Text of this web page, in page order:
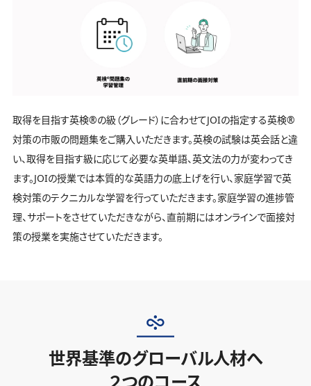
取得を目指す英検®️の級（グレード）に合わせてJOIの指定する英検®️
対策の市販の問題集をご購入いただきます。英検の試験は英会話と違
い、取得を目指す級に応じて必要な英単語、英文法の力が変わってき
ます。JOIの授業では本質的な英語力の底上げを行い、家庭学習で英
検対策のテクニカルな学習を行っていただきます。家庭学習の進捗管
理、サポートをさせていただきながら、直前期にはオンラインで面接対
策の授業を実施させていただきます。
世界基準のグローバル人材へ
２つのコース